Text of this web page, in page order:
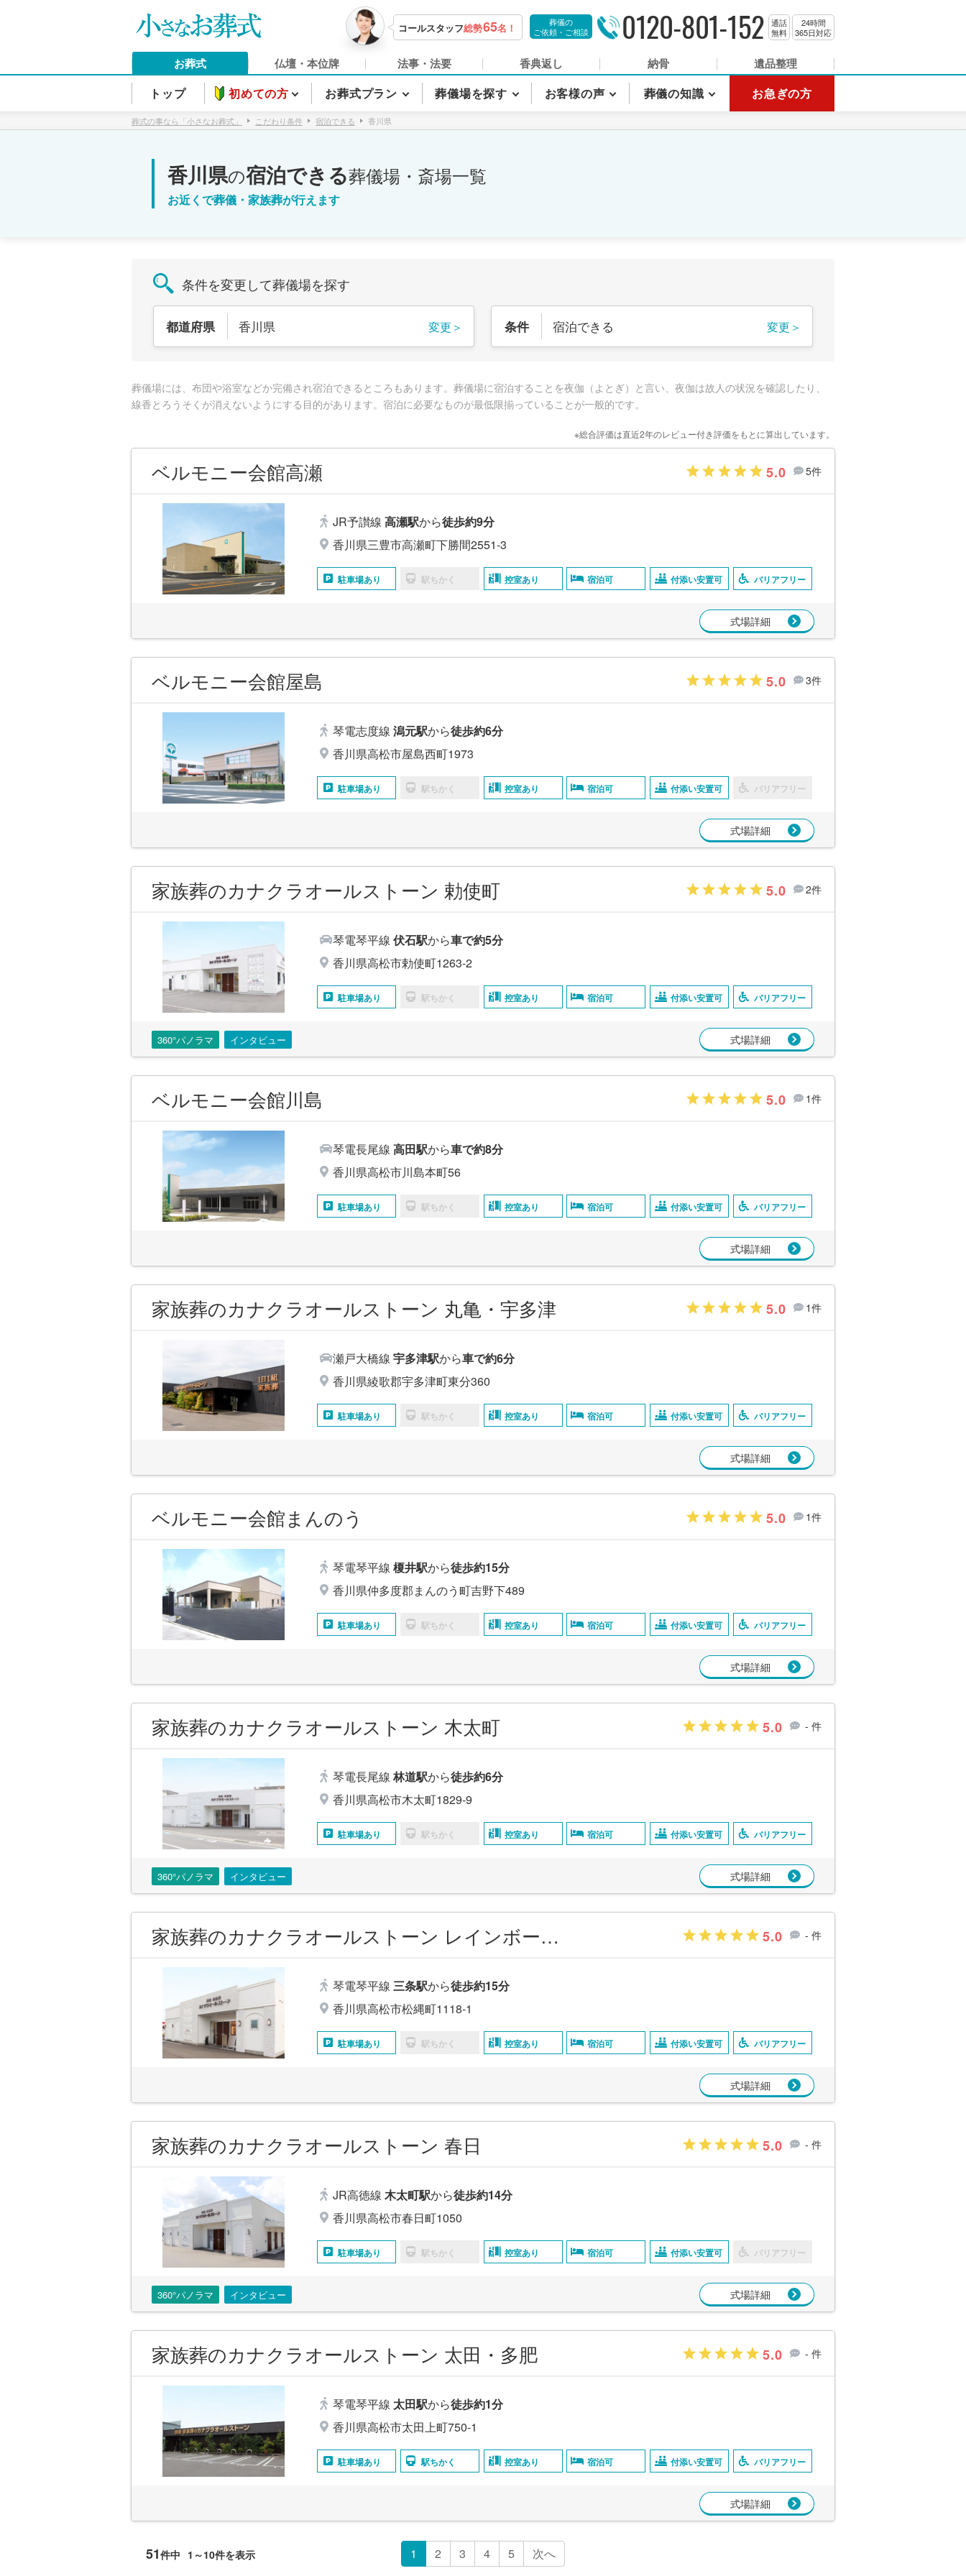
コールスタッフ総勢65名！
葬儀の
ご依頼・ご相談
0120-801-152
通話
無料
24時間
365日対応
お葬式 仏壇・本位牌 法事・法要 香典返し 納骨 遺品整理
トップ 初めての方 お葬式プラン 葬儀場を探す お客様の声 葬儀の知識 お急ぎの方
葬式の事なら「小さなお葬式」 こだわり条件 宿泊できる 香川県
香川県の宿泊できる葬儀場・斎場一覧
お近くで葬儀・家族葬が行えます
条件を変更して葬儀場を探す
都道府県 香川県 変更＞ 条件 宿泊できる 変更＞
葬儀場には、布団や浴室などか完備され宿泊できるところもあります。葬儀場に宿泊することを夜伽（よとぎ）と言い、夜伽は故人の状況を確認したり、
線香とろうそくが消えないようにする目的があります。宿泊に必要なものが最低限揃っていることが一般的です。
※総合評価は直近2年のレビュー付き評価をもとに算出しています。
ベルモニー会館高瀬 5.0 5件
JR予讃線 高瀬駅から徒歩約9分
香川県三豊市高瀬町下勝間2551‐3
駐車場あり 駅ちかく 控室あり 宿泊可 付添い安置可 バリアフリー
式場詳細
ベルモニー会館屋島 5.0 3件
琴電志度線 潟元駅から徒歩約6分
香川県高松市屋島西町1973
駐車場あり 駅ちかく 控室あり 宿泊可 付添い安置可 バリアフリー
式場詳細
家族葬のカナクラオールストーン 勅使町 5.0 2件
琴電琴平線 伏石駅から車で約5分
香川県高松市勅使町1263-2
駐車場あり 駅ちかく 控室あり 宿泊可 付添い安置可 バリアフリー
360°パノラマ インタビュー 式場詳細
ベルモニー会館川島 5.0 1件
琴電長尾線 高田駅から車で約8分
香川県高松市川島本町56
駐車場あり 駅ちかく 控室あり 宿泊可 付添い安置可 バリアフリー
式場詳細
家族葬のカナクラオールストーン 丸⻲・宇多津 5.0 1件
瀬戸大橋線 宇多津駅から車で約6分
香川県綾歌郡宇多津町東分360
駐車場あり 駅ちかく 控室あり 宿泊可 付添い安置可 バリアフリー
式場詳細
ベルモニー会館まんのう 5.0 1件
琴電琴平線 榎井駅から徒歩約15分
香川県仲多度郡まんのう町吉野下489
駐車場あり 駅ちかく 控室あり 宿泊可 付添い安置可 バリアフリー
式場詳細
家族葬のカナクラオールストーン 木太町 5.0 - 件
琴電長尾線 林道駅から徒歩約6分
香川県高松市木太町1829-9
駐車場あり 駅ちかく 控室あり 宿泊可 付添い安置可 バリアフリー
360°パノラマ インタビュー 式場詳細
家族葬のカナクラオールストーン レインボー通りホール 5.0 - 件
琴電琴平線 三条駅から徒歩約15分
香川県高松市松縄町1118-1
駐車場あり 駅ちかく 控室あり 宿泊可 付添い安置可 バリアフリー
式場詳細
家族葬のカナクラオールストーン 春日 5.0 - 件
JR高徳線 木太町駅から徒歩約14分
香川県高松市春日町1050
駐車場あり 駅ちかく 控室あり 宿泊可 付添い安置可 バリアフリー
360°パノラマ インタビュー 式場詳細
家族葬のカナクラオールストーン 太田・多肥 5.0 - 件
琴電琴平線 太田駅から徒歩約1分
香川県高松市太田上町750-1
駐車場あり 駅ちかく 控室あり 宿泊可 付添い安置可 バリアフリー
式場詳細
1 2 3 4 5 次へ
51件中 1～10件を表示